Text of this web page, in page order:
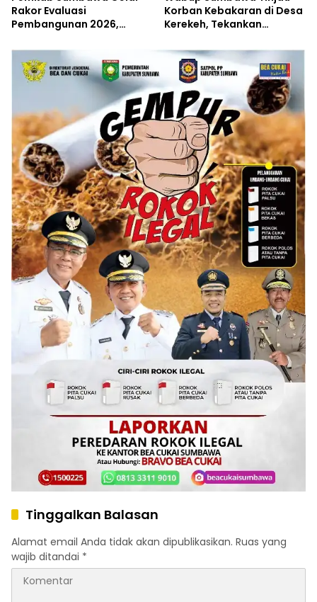
Rakor Evaluasi
Pembangunan 2026,
Perubahan Resmi
Diluncurkan
Korban Kebakaran di Desa
Kerekeh, Tekankan
Tinggalkan Balasan
Alamat email Anda tidak akan dipublikasikan. Ruas yang
wajib ditandai *